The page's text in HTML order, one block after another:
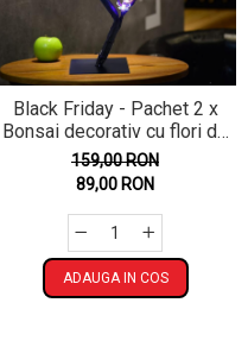
Black Friday - Pachet 2 x
Bonsai decorativ cu flori de
cires, 28 LED Multicolor
159,00 RON
89,00 RON
ADAUGA IN COS